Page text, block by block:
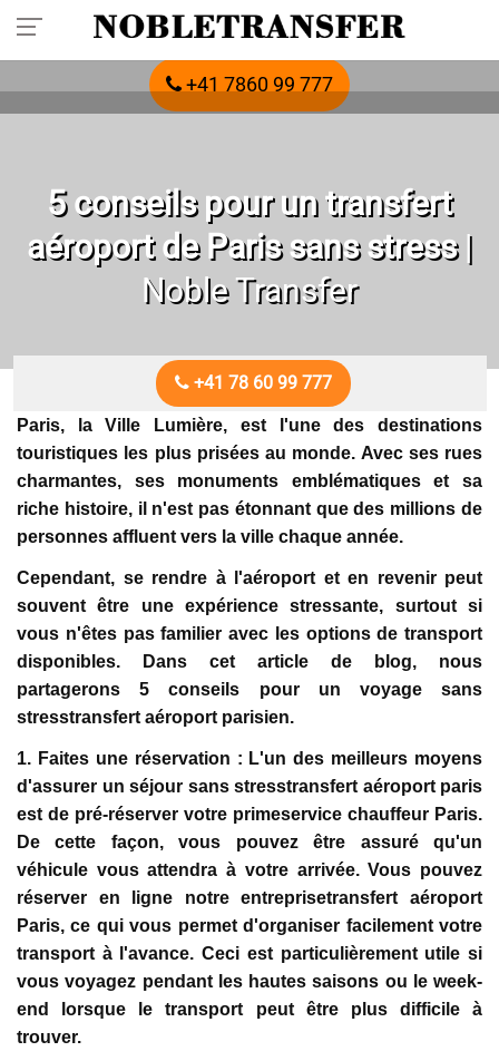
Réservez votre transfert privé à l'avance :
appelez-nous
+41 7860 99 777
5 conseils pour un transfert
aéroport de Paris sans stress|
Noble Transfer
+41 78 60 99 777
Paris, la Ville Lumière, est l'une des destinations
touristiques les plus prisées au monde. Avec ses rues
charmantes, ses monuments emblématiques et sa
riche histoire, il n'est pas étonnant que des millions de
personnes affluent vers la ville chaque année.
Cependant, se rendre à l'aéroport et en revenir peut
souvent être une expérience stressante, surtout si
vous n'êtes pas familier avec les options de transport
disponibles. Dans cet article de blog, nous
partagerons 5 conseils pour un voyage sans
stresstransfert aéroport parisien.
1. Faites une réservation : L'un des meilleurs moyens
d'assurer un séjour sans stresstransfert aéroport paris
est de pré-réserver votre primeservice chauffeur Paris.
De cette façon, vous pouvez être assuré qu'un
véhicule vous attendra à votre arrivée. Vous pouvez
réserver en ligne notre entreprisetransfert aéroport
Paris, ce qui vous permet d'organiser facilement votre
transport à l'avance. Ceci est particulièrement utile si
vous voyagez pendant les hautes saisons ou le week-
end lorsque le transport peut être plus difficile à
trouver.